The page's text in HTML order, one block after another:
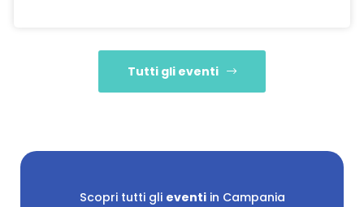
Tutti gli eventi
Scopri tutti gli eventiin Campania